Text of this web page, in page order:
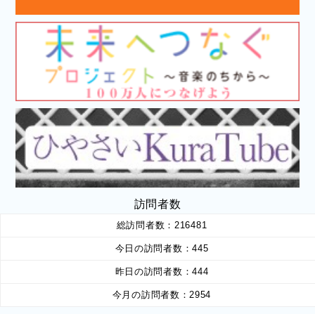
訪問者数
総訪問者数： 216481
今日の訪問者数：445
昨日の訪問者数：444
今月の訪問者数： 2954